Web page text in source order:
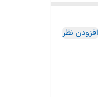
افزودن نظر